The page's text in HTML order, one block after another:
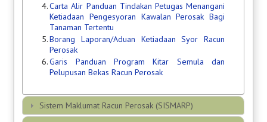
4.Carta Alir Panduan Tindakan Petugas Menangani
Ketiadaan Pengesyoran Kawalan Perosak Bagi
Tanaman Tertentu
5.Borang Laporan/Aduan Ketiadaan Syor Racun
Perosak
6.Garis Panduan Program Kitar Semula dan
Pelupusan Bekas Racun Perosak
Sistem Maklumat Racun Perosak (SISMARP)